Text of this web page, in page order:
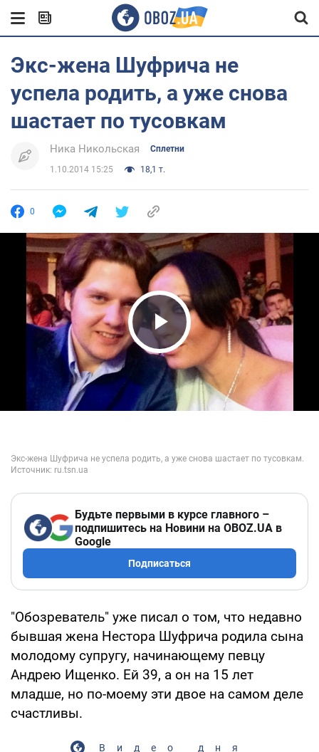
Экс-жена Шуфрича не
успела родить, а уже снова
шастает по тусовкам
Ника Никольская Сплетни
1.10.2014 15:25 18,1 т.
0
Play Video
Будьте первыми в курсе главного –
подпишитесь на Новини на OBOZ.UA в
Google
Подписаться
"Обозреватель" уже писал о том, что недавно
бывшая жена Нестора Шуфрича родила сына
молодому супругу, начинающему певцу
Андрею Ищенко. Ей 39, а он на 15 лет
младше, но по-моему эти двое на самом деле
счастливы.
Видео дня